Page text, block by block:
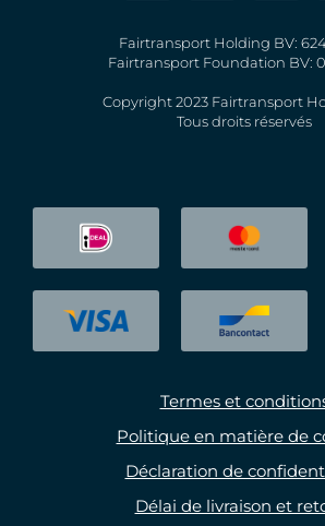
Fairtransport Holding BV:
Fairtransport Foundation BV:
Copyright 2023 Fairtransport
Tous droits réservés
Termes et
Politique en matière de
Déclaration de
Délai de livraison et